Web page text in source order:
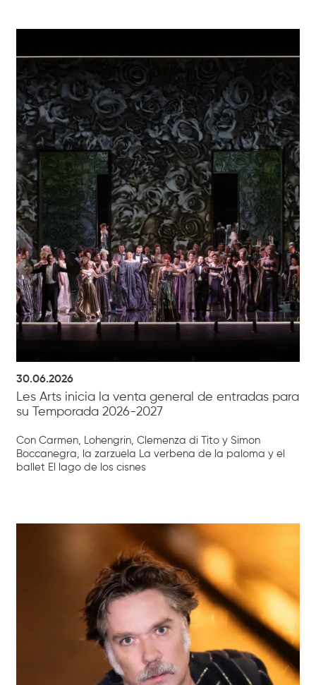
30.06.2026
Les Arts inicia la venta general de entradas para
su Temporada 2026-2027
Con Carmen, Lohengrin, Clemenza di Tito y Simon
Boccanegra, la zarzuela La verbena de la paloma y el
ballet El lago de los cisnes